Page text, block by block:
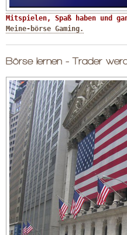
Meine-börse Gaming.
Börse lernen - Trader